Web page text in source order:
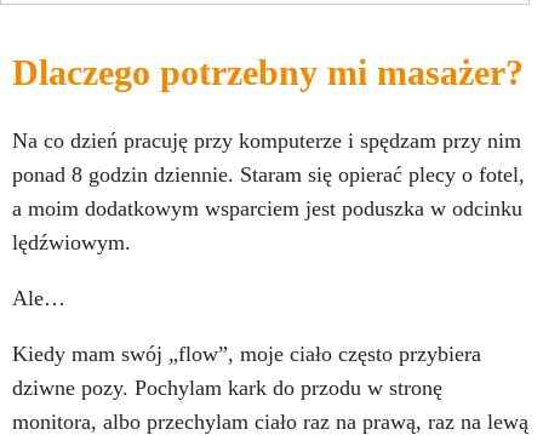
Dlaczego potrzebny mi masażer?
Na co dzień pracuję przy komputerze i spędzam przy nim
ponad 8 godzin dziennie. Staram się opierać plecy o fotel,
a moim dodatkowym wsparciem jest poduszka w odcinku
lędźwiowym.
Ale…
Kiedy mam swój „flow”, moje ciało często przybiera
dziwne pozy. Pochylam kark do przodu w stronę
monitora, albo przechylam ciało raz na prawą, raz na lewą